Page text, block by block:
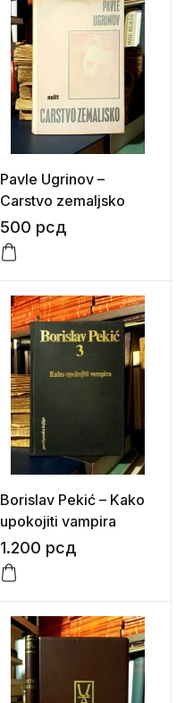
Pavle Ugrinov –
Carstvo zemaljsko
500 рсд
Borislav Pekić – Kako
upokojiti vampira
1.200 рсд